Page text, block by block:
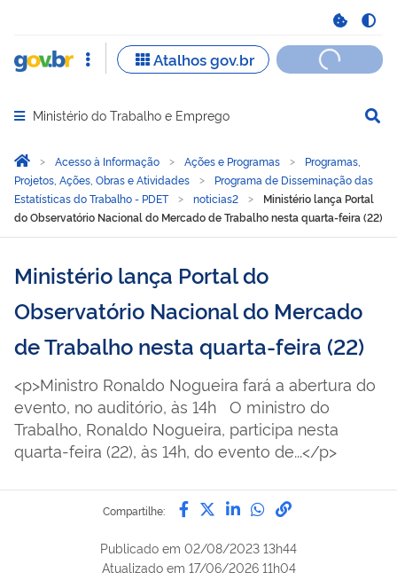
Abrir menu principal de navegação
Ministério do Trabalho e Emprego
Você está aqui:
Página Inicial
Acesso à Informação Ações e Programas
Programas,
Projetos, Ações, Obras e Atividades
Programa de Disseminação das
Estatísticas do Trabalho - PDET
noticias2
Ministério lança Portal
do Observatório Nacional do Mercado de Trabalho nesta quarta-feira (22)
Ministério lança Portal do
Observatório Nacional do Mercado
de Trabalho nesta quarta-feira (22)
<p>Ministro Ronaldo Nogueira fará a abertura do
evento, no auditório, às 14h O ministro do
Trabalho, Ronaldo Nogueira, participa nesta
quarta-feira (22), às 14h, do evento de...</p>
Compartilhe: Compartilhe por Facebook
Compartilhe por Twitter
Compartilhe por
Compartilhe
link para
Publicado em 02/08/2023 13h44
Atualizado em 17/06/2026 11h04